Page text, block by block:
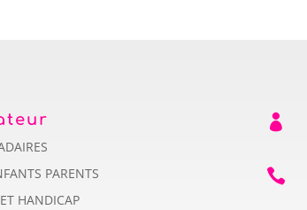
PARENTS
HANDICAP

